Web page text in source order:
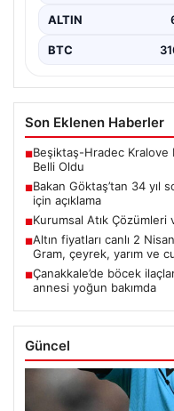
ALTIN
BTC
Son Eklenen Haberler
■Beşiktaş-Hradec Kralove
Belli Oldu
■Bakan Göktaş’tan 34 yıl
için açıklama
■Kurumsal Atık Çözümleri
■Altın fiyatları canlı 2
Gram, çeyrek, yarım ve
■Çanakkale’de böcek
annesi yoğun bakımda
Güncel